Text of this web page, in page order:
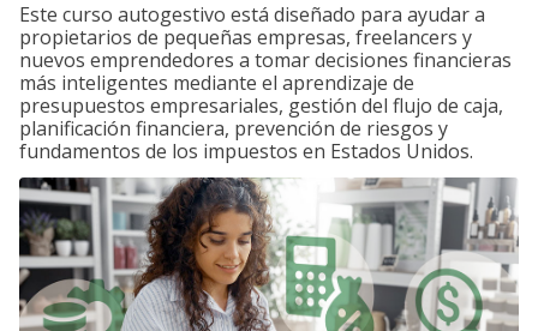
Este curso autogestivo está diseñado para ayudar a
propietarios de pequeñas empresas, freelancers y
nuevos emprendedores a tomar decisiones financieras
más inteligentes mediante el aprendizaje de
presupuestos empresariales, gestión del flujo de caja,
planificación financiera, prevención de riesgos y
fundamentos de los impuestos en Estados Unidos.